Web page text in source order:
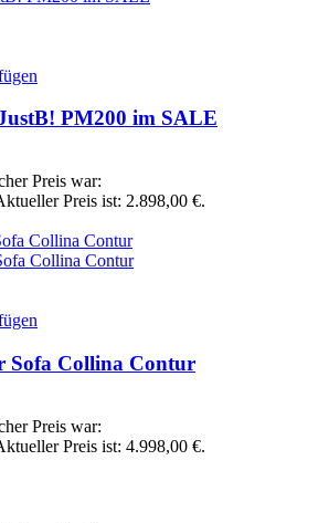
PM200 im SALE
Preis war:
Preis ist: 2.898,00 €.
Sofa Collina Contur
Preis war:
Preis ist: 4.998,00 €.